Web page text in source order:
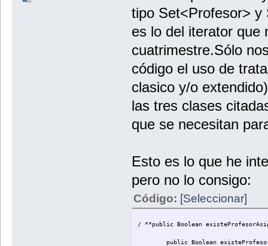
tipo Set<Profesor> y
es lo del iterator que
cuatrimestre.Sólo
código el uso de
clasico y/o
las tres clases
que se necesitan
Esto es lo que he
pero no lo consigo:
Código: [Seleccionar]
/ **public Boolean
public Boolean